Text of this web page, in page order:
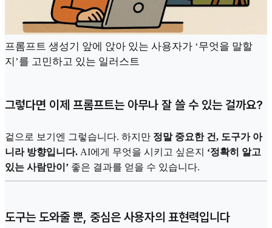
프롬프트 생성기 앞에 앉아 있는 사용자가 ‘무엇을 말할
지’를 고민하고 있는 일러스트
그렇다면 이제 프롬프트는 아무나 잘 쓸 수 있는 걸까요?
겉으로 보기엔 그렇습니다. 하지만 정말 중요한 건, 도구가 아
니라 방향입니다. AI에게 무엇을 시키고 싶은지 ‘정확히 알고
있는 사람만이’ 좋은 결과를 얻을 수 있습니다.
도구는 도와줄 뿐, 중심은 사용자의 표현력입니다